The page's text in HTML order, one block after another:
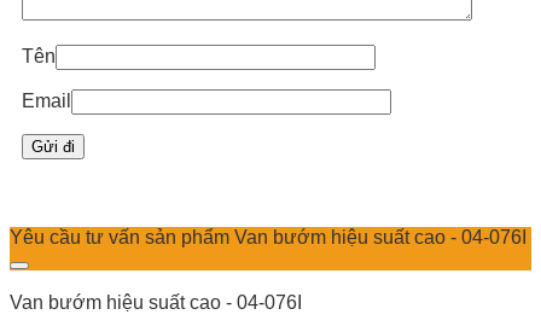
Tên
Email
Yêu cầu tư vấn sản phẩm Van bướm hiệu suất cao - 04-076I
Van bướm hiệu suất cao - 04-076I